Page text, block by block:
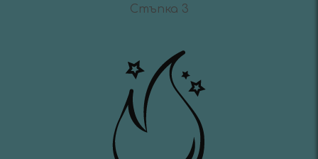
Стъпка 3